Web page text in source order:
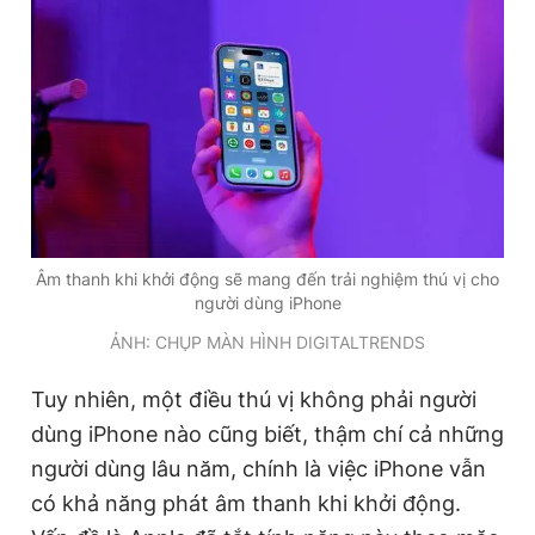
Đọc Thanh Niên trên điện thoại
Theo dõi báo trên
Liên hệ quảng cáo
Đặt báo Quảng cáo RSS Tòa soạn Chính sách bảo
Tổng biên tập: Nguyễn Ngọc Toàn
Phó tổng biên tập thường trực: Hải Thành
Phó tổng biên tập: Lâm Hiếu Dũng
Phó tổng biên tập: Trần Việt Hưng
Tổng thư ký tòa soạn: Đức Trung
Âm thanh khi khởi động sẽ mang đến trải nghiệm thú vị cho
người dùng iPhone
ẢNH: CHỤP MÀN HÌNH DIGITALTRENDS
Tuy nhiên, một điều thú vị không phải người
dùng iPhone nào cũng biết, thậm chí cả những
người dùng lâu năm, chính là việc iPhone vẫn
có khả năng phát âm thanh khi khởi động.